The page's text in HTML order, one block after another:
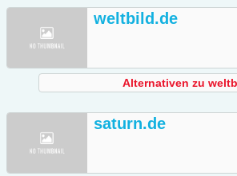
weltbild.de
Alternativen zu
saturn.de